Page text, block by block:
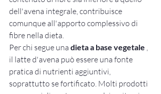
dell'avena integrale, contribuisce
comunque all'apporto complessivo di
fibre nella dieta.
Per chi segue una dieta a base vegetale ,
il latte d'avena può essere una fonte
pratica di nutrienti aggiuntivi,
soprattutto se fortificato. Molti prodotti